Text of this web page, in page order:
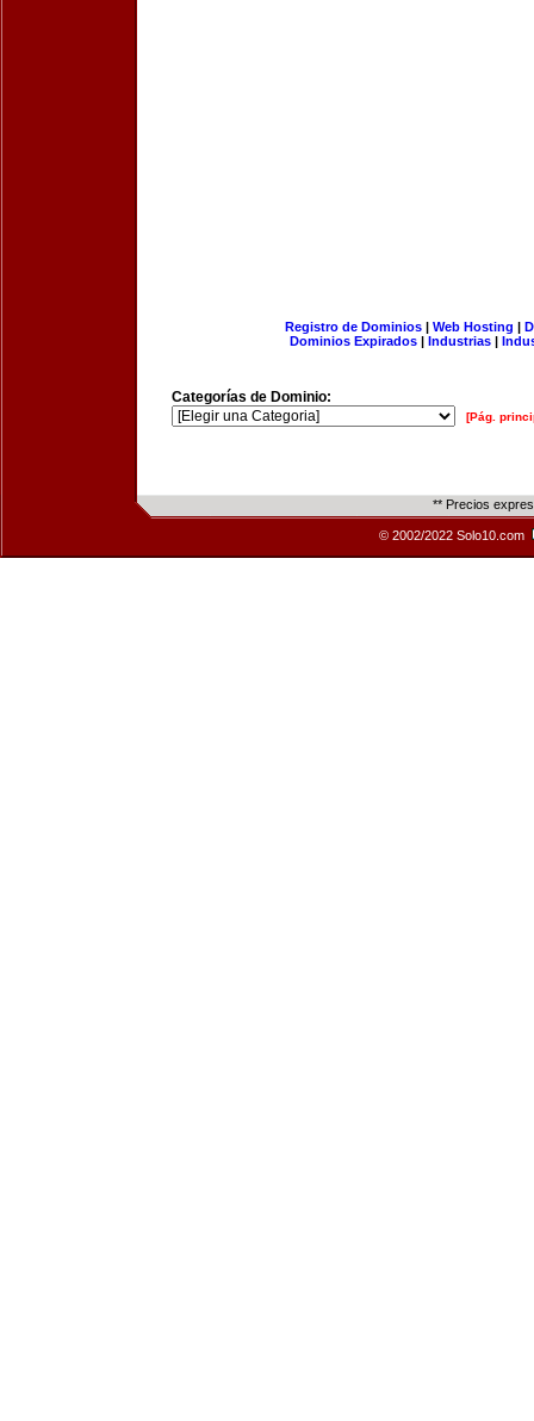
Registro de Dominios| Web Hosting |
Dominios Expirados | Industrias |
Categorías de Dominio:
[Pág.
** Precios
© 2002/2022 Solo10.com